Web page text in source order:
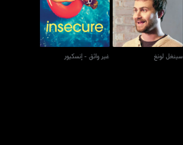
سينغل لونغ غير واثق - إنسكيور